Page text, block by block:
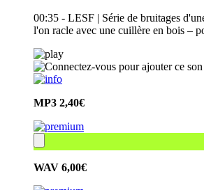
00:35 - LESF | Série de bruitages
l'on racle avec une cuillère en bois –
MP3 2,40€
WAV 6,00€